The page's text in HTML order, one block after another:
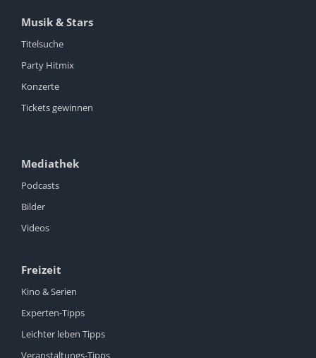
Musik & Stars
Titelsuche
Party Hitmix
Konzerte
Tickets gewinnen
Mediathek
Podcasts
Bilder
Videos
Freizeit
Kino & Serien
Experten-Tipps
Leichter leben Tipps
Veranstaltungs-Tipps